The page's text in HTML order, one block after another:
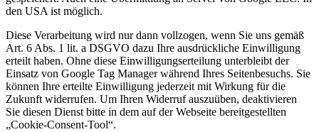
den USA ist möglich.
Diese Verarbeitung wird nur dann vollzogen, wenn Sie uns gemäß
Art. 6 Abs. 1 lit. a DSGVO dazu Ihre ausdrückliche Einwilligung
erteilt haben. Ohne diese Einwilligungserteilung unterbleibt der
Einsatz von Google Tag Manager während Ihres Seitenbesuchs. Sie
können Ihre erteilte Einwilligung jederzeit mit Wirkung für die
Zukunft widerrufen. Um Ihren Widerruf auszuüben, deaktivieren
Sie diesen Dienst bitte in dem auf der Webseite bereitgestellten
„Cookie-Consent-Tool“.